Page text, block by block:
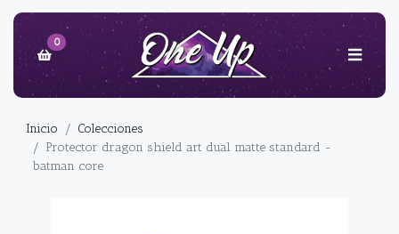
0
Inicio
Colecciones
Protector dragon shield art dual matte standard -
batman core